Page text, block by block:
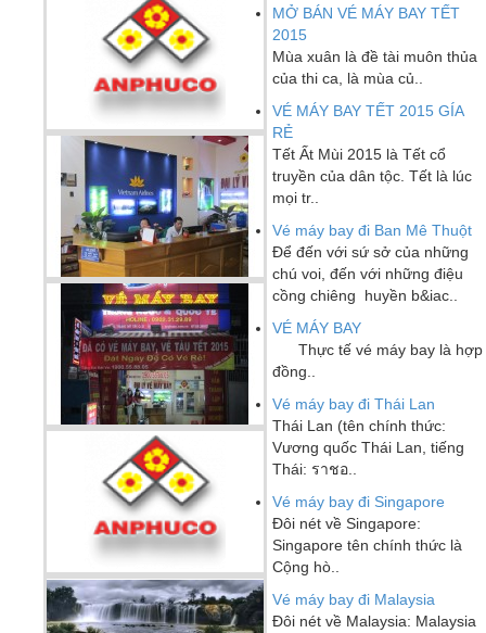
MỞ BÁN VÉ MÁY BAY TẾT
2015
Mùa xuân là đề tài muôn thủa
của thi ca, là mùa củ..
VÉ MÁY BAY TẾT 2015 GÍA
RẺ
Tết Ất Mùi 2015 là Tết cổ
truyền của dân tộc. Tết là lúc
mọi tr..
Vé máy bay đi Ban Mê Thuột
Để đến với sứ sở của những
chú voi, đến với những điệu
cồng chiêng huyền b&iac..
VÉ MÁY BAY
Thực tế vé máy bay là hợp
đồng..
Vé máy bay đi Thái Lan
Thái Lan (tên chính thức:
Vương quốc Thái Lan, tiếng
Thái: ราชอ..
Vé máy bay đi Singapore
Đôi nét về Singapore:
Singapore tên chính thức là
Cộng hò..
Vé máy bay đi Malaysia
Đôi nét về Malaysia: Malaysia